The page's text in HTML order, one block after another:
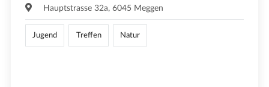
Hauptstrasse 32a, 6045 Meggen
Jugend Treffen Natur